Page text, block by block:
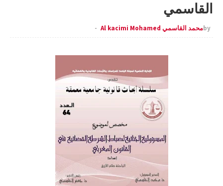
القاسمي
byمحمد القاسمي Al kacimi Mohamed